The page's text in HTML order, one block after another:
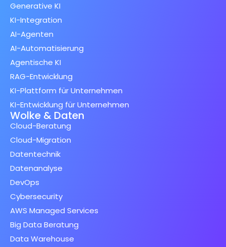
Generative KI
KI-Integration
AI-Agenten
AI-Automatisierung
Agentische KI
RAG-Entwicklung
KI-Plattform für Unternehmen
KI-Entwicklung für Unternehmen
Wolke & Daten
Cloud-Beratung
Cloud-Migration
Datentechnik
Datenanalyse
DevOps
Cybersecurity
AWS Managed Services
Big Data Beratung
Data Warehouse